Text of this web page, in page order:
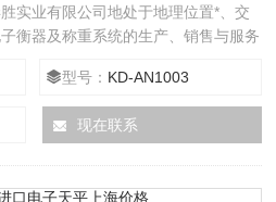
实业有限公司地处于地理位置*、交
衡器及称重系统的生产、销售与服务
型号： KD-AN1003
现在联系